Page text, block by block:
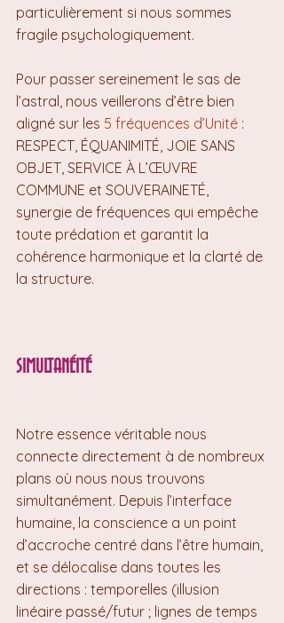
particulièrement si nous sommes
fragile psychologiquement.
Pour passer sereinement le sas de
l’astral, nous veillerons d’être bien
aligné sur les 5 fréquences d’Unité :
RESPECT, ÉQUANIMITÉ, JOIE SANS
OBJET, SERVICE À L’ŒUVRE
COMMUNE et SOUVERAINETÉ,
synergie de fréquences qui empêche
toute prédation et garantit la
cohérence harmonique et la clarté de
la structure.
SIMULTANÉITÉ
Notre essence véritable nous
connecte directement à de nombreux
plans où nous nous trouvons
simultanément. Depuis l’interface
humaine, la conscience a un point
d’accroche centré dans l’être humain,
et se délocalise dans toutes les
directions : temporelles (illusion
linéaire passé/futur ; lignes de temps